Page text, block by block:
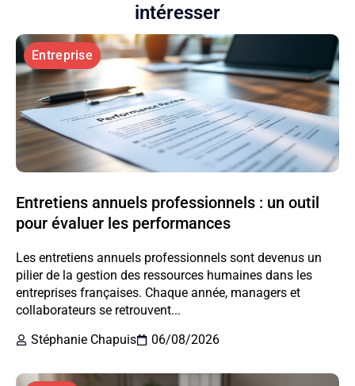
intéresser
Entreprise
Entretiens annuels professionnels : un outil
pour évaluer les performances
Les entretiens annuels professionnels sont devenus un
pilier de la gestion des ressources humaines dans les
entreprises françaises. Chaque année, managers et
collaborateurs se retrouvent...
Stéphanie Chapuis
06/08/2026